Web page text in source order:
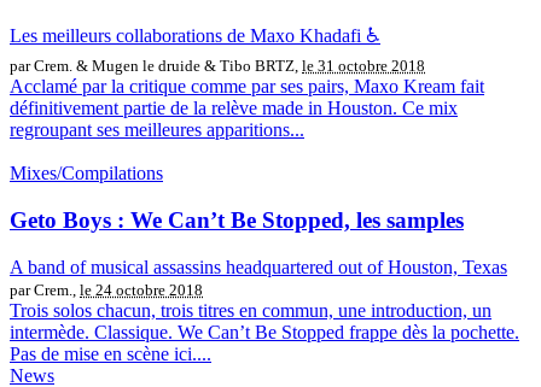
Les meilleurs collaborations de Maxo Khadafi ♿️
par Crem. & Mugen le druide & Tibo BRTZ, le 31 octobre 2018
Acclamé par la critique comme par ses pairs, Maxo Kream fait
définitivement partie de la relève made in Houston. Ce mix
regroupant ses meilleures apparitions...
Mixes/Compilations
Geto Boys : We Can’t Be Stopped, les samples
A band of musical assassins headquartered out of Houston, Texas
par Crem., le 24 octobre 2018
Trois solos chacun, trois titres en commun, une introduction, un
intermède. Classique. We Can’t Be Stopped frappe dès la pochette.
Pas de mise en scène ici....
News